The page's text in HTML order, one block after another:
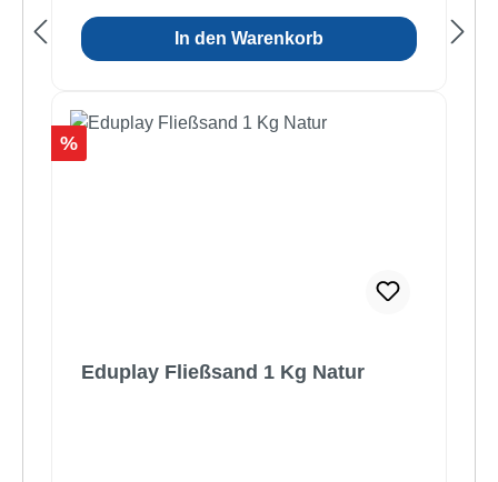
In den Warenkorb
Rabatt
%
Eduplay Fließsand 1 Kg Natur